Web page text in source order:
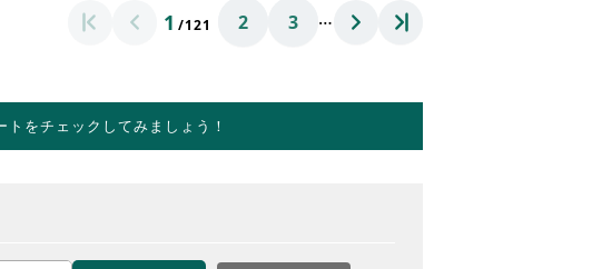
1 /121 2 3 …
をチェックしてみましょう！